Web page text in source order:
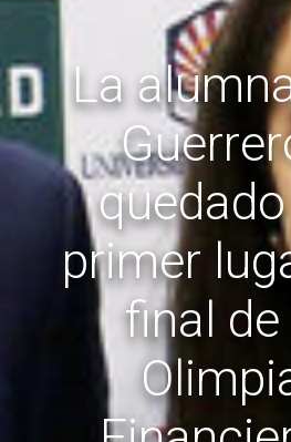
La
primer
final de